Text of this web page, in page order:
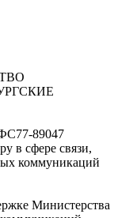
89047
в сфере связи,
коммуникаций
Министерства